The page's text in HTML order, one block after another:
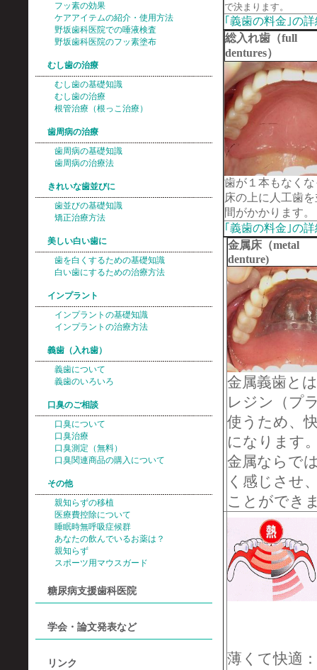
フッ素の効果
ケアアイテムの紹介・使用方法
野坂歯科医院での唾液検査
野坂歯科医院のフッ素塗布
むし歯の治療
むし歯の基礎知識
むし歯の治療
根管治療（根っこ治療）
歯周病の治療
歯周病の基礎知識
歯周病の治療法
きれいな歯並びに
歯並びの基礎知識
矯正治療方法
美しい白い歯に
歯を白くするための基礎知識
白い歯にするための治療方法
インプラント
インプラントの基礎知識
インプラントの治療方法
義歯（入れ歯）
義歯について
義歯のいろいろ
口臭のご相談
口臭について
口臭治療
口臭測定（無料）
口臭関連商品の購入について
その他
親知らずの移植
医療費控除について
睡眠時無呼吸症候群
あなたの飲んでいるお薬は？
親知らず
スポーツ用マウスガード
糖尿病支援歯科医院
学会・論文発表など
リンク
で決まります。
｢義歯の料金｣の
総入れ歯（full
dentures
歯が１本もなく
床の上に人工歯
間がかかります。
｢義歯の料金｣の
金属床（metal
denture)
金属義歯と
レジン（プ
使うため、
になります
金属ならで
く感じさせ
ことができ
薄くて快適